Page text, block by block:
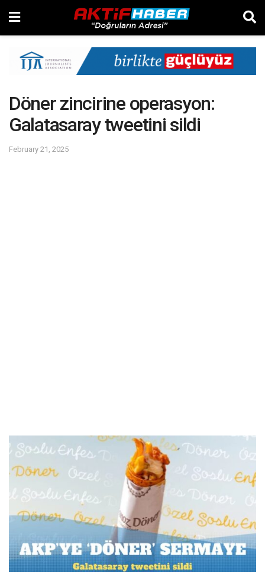
Döner zincirine operasyon:
Galatasaray tweetini sildi
February 21, 2025